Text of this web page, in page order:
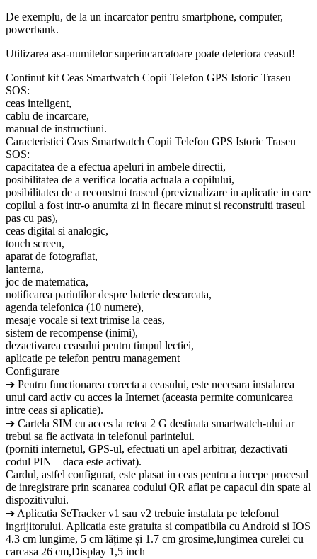
De exemplu, de la un incarcator pentru smartphone, computer,
powerbank.
Utilizarea asa-numitelor superincarcatoare poate deteriora ceasul!
Continut kit Ceas Smartwatch Copii Telefon GPS Istoric Traseu
SOS:
ceas inteligent,
cablu de incarcare,
manual de instructiuni.
Caracteristici Ceas Smartwatch Copii Telefon GPS Istoric Traseu
SOS:
capacitatea de a efectua apeluri in ambele directii,
posibilitatea de a verifica locatia actuala a copilului,
posibilitatea de a reconstrui traseul (previzualizare in aplicatie in care
copilul a fost intr-o anumita zi in fiecare minut si reconstruiti traseul
pas cu pas),
ceas digital si analogic,
touch screen,
aparat de fotografiat,
lanterna,
joc de matematica,
notificarea parintilor despre baterie descarcata,
agenda telefonica (10 numere),
mesaje vocale si text trimise la ceas,
sistem de recompense (inimi),
dezactivarea ceasului pentru timpul lectiei,
aplicatie pe telefon pentru management
Configurare
➔ Pentru functionarea corecta a ceasului, este necesara instalarea
unui card activ cu acces la Internet (aceasta permite comunicarea
intre ceas si aplicatie).
➔ Cartela SIM cu acces la retea 2 G destinata smartwatch-ului ar
trebui sa fie activata in telefonul parintelui.
(porniti internetul, GPS-ul, efectuati un apel arbitrar, dezactivati
codul PIN – daca este activat).
Cardul, astfel configurat, este plasat in ceas pentru a incepe procesul
de inregistrare prin scanarea codului QR aflat pe capacul din spate al
dispozitivului.
➔ Aplicatia SeTracker v1 sau v2 trebuie instalata pe telefonul
ingrijitorului. Aplicatia este gratuita si compatibila cu Android si IOS
4.3 cm lungime, 5 cm lățime și 1.7 cm grosime,lungimea curelei cu
carcasa 26 cm,Display 1,5 inch